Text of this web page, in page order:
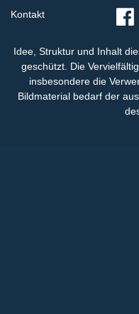
Kontakt
Idee, Struktur und Inhalt
geschützt. Die
insbesondere die
Bildmaterial bedarf der